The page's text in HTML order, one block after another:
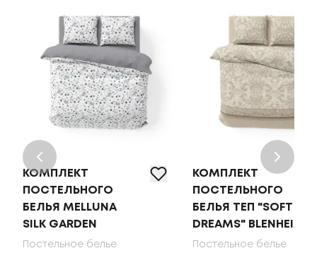
КОМПЛЕКТ
ПОСТЕЛЬНОГО
БЕЛЬЯ MELLUNA
SILK GARDEN
Постельное белье
КОМПЛЕКТ
ПОСТЕЛЬНОГО
БЕЛЬЯ ТЕП "SOFT
DREAMS" BLENHEIM
Постельное белье